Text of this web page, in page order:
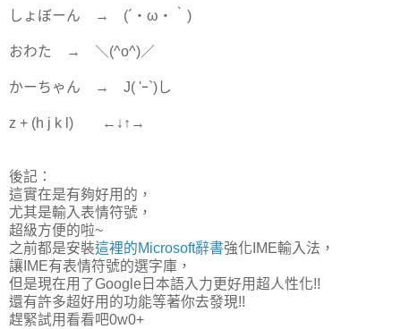
しょぼーん → (´・ω・｀)
おわた → ＼(^o^)／
かーちゃん → J( 'ｰ`)し
z + (h j k l) ←↓↑→
後記：
這實在是有夠好用的，
尤其是輸入表情符號，
超級方便的啦~
之前都是安裝這裡的Microsoft辭書強化IME輸入法，
讓IME有表情符號的選字庫，
但是現在用了Google日本語入力更好用超人性化!!
還有許多超好用的功能等著你去發現!!
趕緊試用看看吧0w0+